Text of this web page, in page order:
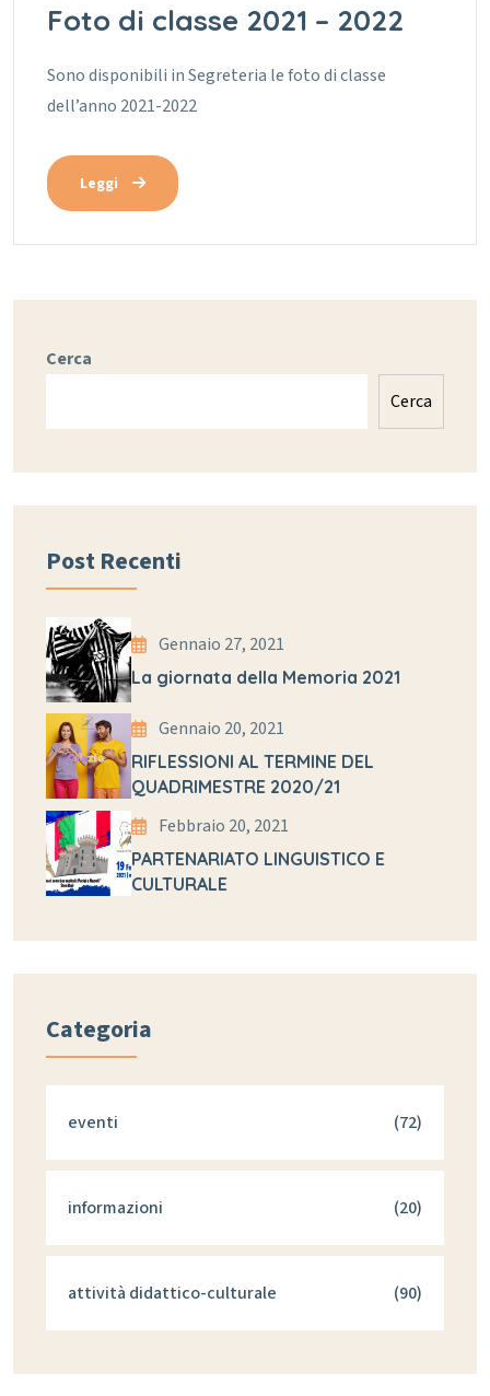
Foto di classe 2021 – 2022
Sono disponibili in Segreteria le foto di classe
dell’anno 2021-2022
Leggi
Cerca
Cerca
Post Recenti
Gennaio 27, 2021
La giornata della Memoria 2021
Gennaio 20, 2021
RIFLESSIONI AL TERMINE DEL
QUADRIMESTRE 2020/21
Febbraio 20, 2021
PARTENARIATO LINGUISTICO E
CULTURALE
Categoria
eventi (72)
informazioni (20)
attività didattico-culturale (90)